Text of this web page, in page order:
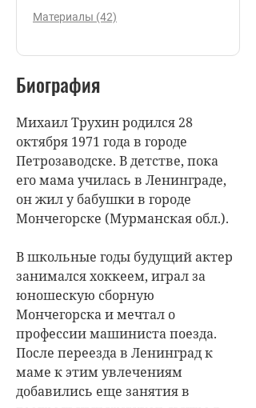
Материалы (42)
Биография
Михаил Трухин родился 28
октября 1971 года в городе
Петрозаводске. В детстве, пока
его мама училась в Ленинграде,
он жил у бабушки в городе
Мончегорске (Мурманская обл.).
В школьные годы будущий актер
занимался хоккеем, играл за
юношескую сборную
Мончегорска и мечтал о
профессии машиниста поезда.
После переезда в Ленинград к
маме к этим увлечениям
добавились еще занятия в